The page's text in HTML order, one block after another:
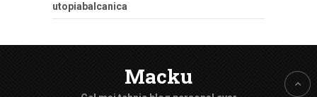
utopiabalcanica
Macku